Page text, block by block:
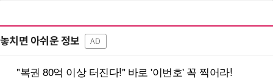
놓치면 아쉬운 정보 AD